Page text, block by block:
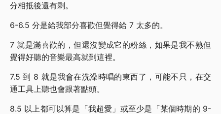
分相抵後還有剩。
6-6.5 分是給我部分喜歡但覺得給 7 太多的。
7 就是滿喜歡的，但還沒變成它的粉絲，如果是我不熟但
覺得好聽的音樂最高就到這裡。
7.5 到 8 就是我會在洗澡時唱的東西了，可能不只，在交
通工具上聽也會跟著點頭。
8.5 以上都可以算是「我超愛」或至少是「某個時期的 9-